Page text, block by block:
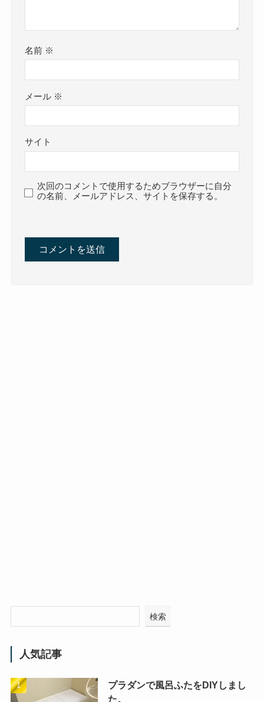
名前 ※
メール ※
サイト
次回のコメントで使用するためブラウザーに自分
の名前、メールアドレス、サイトを保存する。
検索
人気記事
プラダンで風呂ふたをDIYしまし
た。